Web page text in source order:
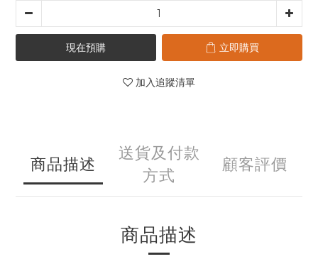
現在預購 立即購買
加入追蹤清單
商品描述
送貨及付款
方式
顧客評價
商品描述